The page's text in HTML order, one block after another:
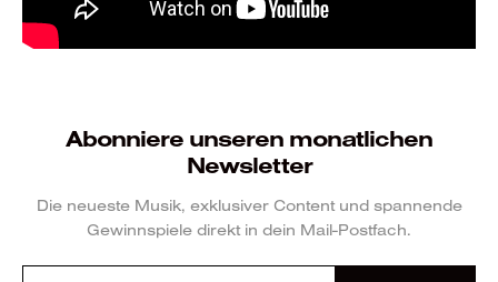
Abonniere unseren monatlichen
Newsletter
Die neueste Musik, exklusiver Content und spannende
Gewinnspiele direkt in dein Mail-Postfach.